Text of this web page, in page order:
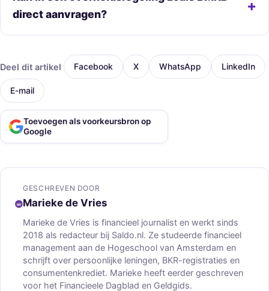
direct aanvragen?
Deel dit artikel Facebook X WhatsApp LinkedIn
E-mail
Toevoegen als voorkeursbron op
Google
GESCHREVEN DOOR
Marieke de Vries
Marieke de Vries is financieel journalist en werkt sinds
2018 als redacteur bij Saldo.nl. Ze studeerde financieel
management aan de Hogeschool van Amsterdam en
schrijft over persoonlijke leningen, BKR-registraties en
consumentenkrediet. Marieke heeft eerder geschreven
voor het Financieele Dagblad en Geldgids.